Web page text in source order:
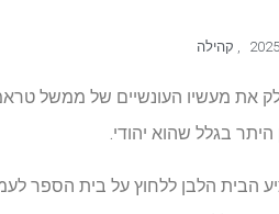
, קהילה
את מעשיו העונשיים של ממשל
בגלל שהוא יהודי.
הלבן ללחוץ על בית הספר